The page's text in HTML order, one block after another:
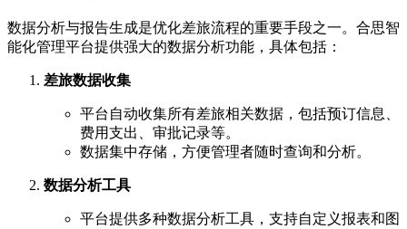
数据分析与报告生成是优化差旅流程的重要手段之一。合思智
能化管理平台提供强大的数据分析功能，具体包括：
差旅数据收集
平台自动收集所有差旅相关数据，包括预订信息、
费用支出、审批记录等。
数据集中存储，方便管理者随时查询和分析。
数据分析工具
平台提供多种数据分析工具，支持自定义报表和图